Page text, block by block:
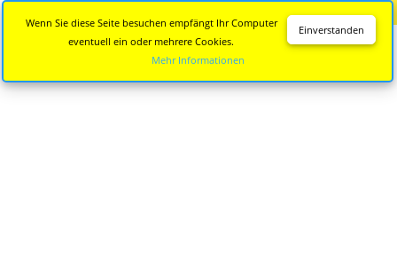
Einverstanden
Wenn Sie diese Seite besuchen empfängt Ihr Computer
eventuell ein oder mehrere Cookies.
Mehr Informationen